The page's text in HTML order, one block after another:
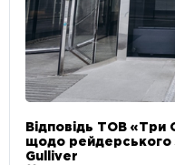
Відповідь ТОВ
щодо рейдерського
Gulliver